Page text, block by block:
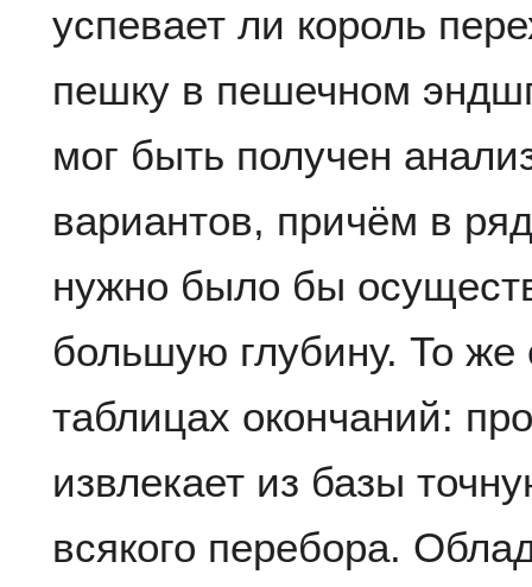
успевает ли король
пешку в пешечном
мог быть получен
вариантов, причём в
нужно было бы
большую глубину. То же
таблицах окончаний:
извлекает из базы
всякого перебора.